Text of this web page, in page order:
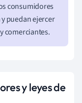
consumidores
puedan ejercer
comerciantes.
y leyes de